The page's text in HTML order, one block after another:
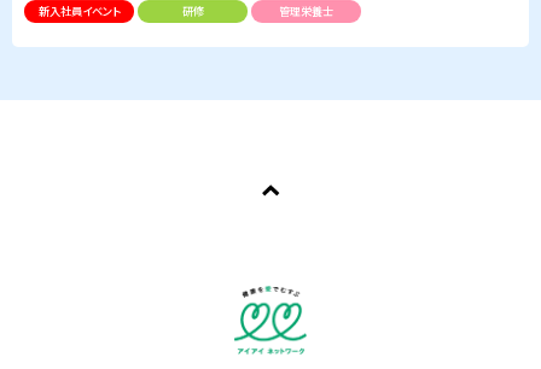
新入社員イベント 研修 管理栄養士